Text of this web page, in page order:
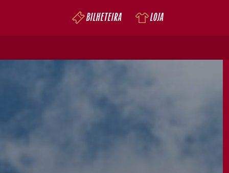
BILHETEIRA LOJA